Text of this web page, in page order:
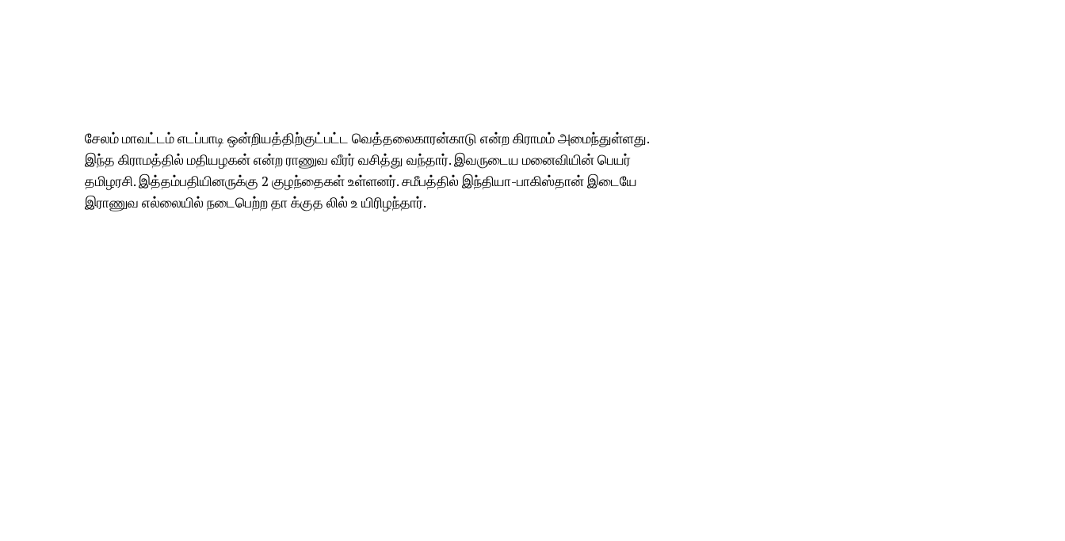
சேலம் மாவட்டம் எடப்பாடி ஒன்றியத்திற்குட்பட்ட வெத்தலைகாரன்காடு என்ற கிராமம் அமைந்துள்ளது.
இந்த கிராமத்தில் மதியழகன் என்ற ராணுவ வீரர் வசித்து வந்தார். இவருடைய மனைவியின் பெயர்
தமிழரசி. இத்தம்பதியினருக்கு 2 குழந்தைகள் உள்ளனர். சமீபத்தில் இந்தியா-பாகிஸ்தான் இடையே
இராணுவ எல்லையில் நடைபெற்ற தா க்குத லில் உ யிரிழந்தார்.